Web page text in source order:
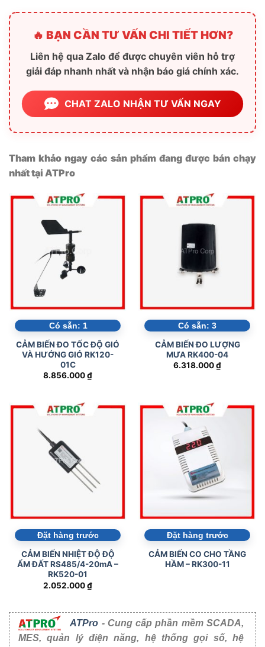
🔥 BẠN CẦN TƯ VẤN CHI TIẾT HƠN?
Liên hệ qua Zalo để được chuyên viên hỗ trợ
giải đáp nhanh nhất và nhận báo giá chính xác.
CHAT ZALO NHẬN TƯ VẤN NGAY
Tham khảo ngay các sản phẩm đang được bán chạy
nhất tại ATPro
Có sẵn: 1
CẢM BIẾN ĐO TỐC ĐỘ GIÓ
VÀ HƯỚNG GIÓ RK120-
01C
8.856.000₫
Có sẵn: 3
CẢM BIẾN ĐO LƯỢNG
MƯA RK400-04
6.318.000₫
Đặt hàng trước
CẢM BIẾN NHIỆT ĐỘ ĐỘ
ẨM ĐẤT RS485/4-20mA –
RK520-01
2.052.000₫
Đặt hàng trước
CẢM BIẾN CO CHO TẦNG
HẦM – RK300-11
ATPro - Cung cấp phần mềm SCADA,
MES, quản lý điện năng, hệ thống gọi số, hệ